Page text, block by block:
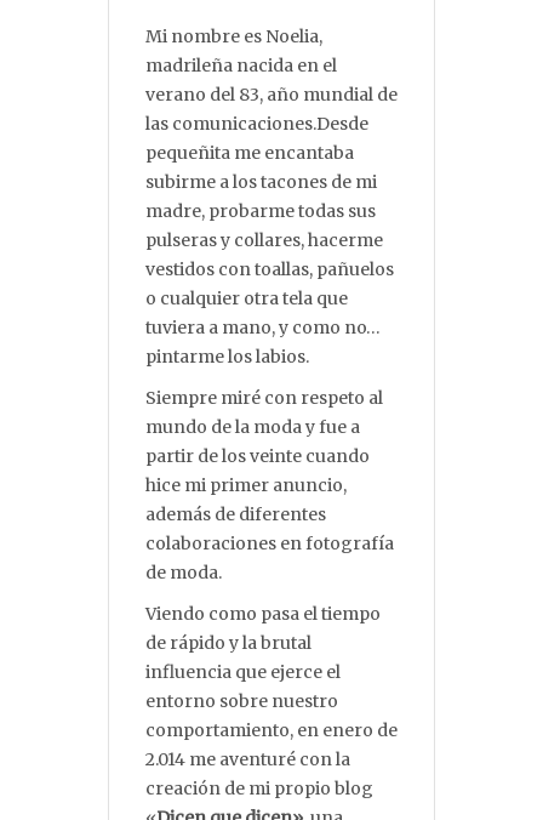
Mi nombre es Noelia,
madrileña nacida en el
verano del 83, año mundial de
las comunicaciones.Desde
pequeñita me encantaba
subirme a los tacones de mi
madre, probarme todas sus
pulseras y collares, hacerme
vestidos con toallas, pañuelos
o cualquier otra tela que
tuviera a mano, y como no…
pintarme los labios.
Siempre miré con respeto al
mundo de la moda y fue a
partir de los veinte cuando
hice mi primer anuncio,
además de diferentes
colaboraciones en fotografía
de moda.
Viendo como pasa el tiempo
de rápido y la brutal
influencia que ejerce el
entorno sobre nuestro
comportamiento, en enero de
2.014 me aventuré con la
creación de mi propio blog